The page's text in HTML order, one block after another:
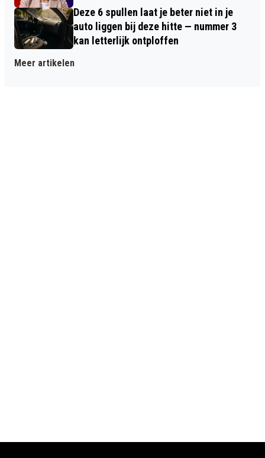
Deze 6 spullen laat je beter niet in je
auto liggen bij deze hitte — nummer 3
kan letterlijk ontploffen
Meer artikelen